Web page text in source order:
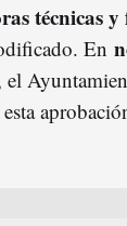
técnicas
En
el
esta